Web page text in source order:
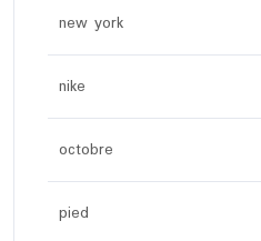
new york
nike
octobre
pied